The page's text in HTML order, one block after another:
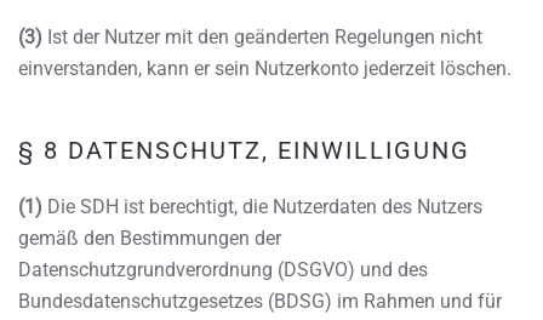
(3) Ist der Nutzer mit den geänderten Regelungen nicht
einverstanden, kann er sein Nutzerkonto jederzeit löschen.
§ 8 DATENSCHUTZ, EINWILLIGUNG
(1) Die SDH ist berechtigt, die Nutzerdaten des Nutzers
gemäß den Bestimmungen der
Datenschutzgrundverordnung (DSGVO) und des
Bundesdatenschutzgesetzes (BDSG) im Rahmen und für